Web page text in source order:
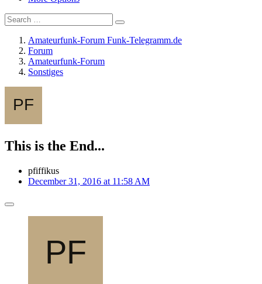
Amateurfunk-Forum Funk-Telegramm.de
Forum
Amateurfunk-Forum
Sonstiges
This is the End...
pfiffikus
December 31, 2016 at 11:58 AM